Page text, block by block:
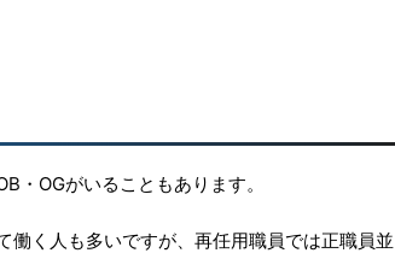
・OGがいることもあります。
く人も多いですが、再任用職員では正職員並